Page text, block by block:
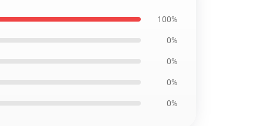
100%
0%
0%
0%
0%